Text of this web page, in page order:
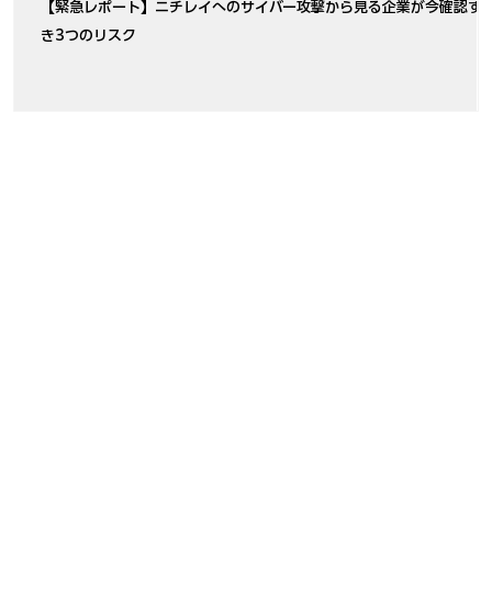
【緊急レポート】ニチレイへのサイバー攻撃から見る企業が今確認す
き3つのリスク